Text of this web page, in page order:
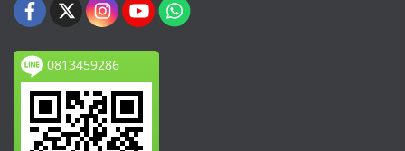
0813459286